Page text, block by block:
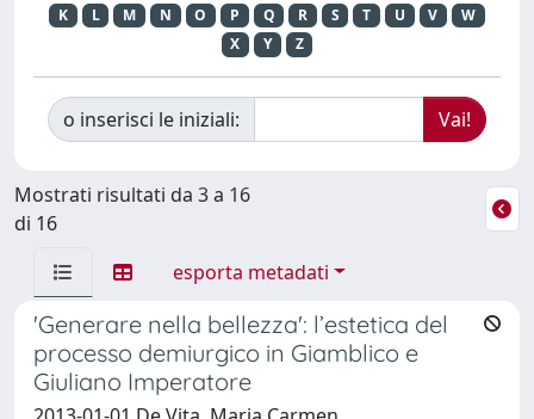
K
L M N O P Q R S T U V
W
X
Y Z
o inserisci le iniziali:
Mostrati risultati da 3 a 16
di 16
esporta metadati
'Generare nella bellezza': l’estetica del
processo demiurgico in Giamblico e
Giuliano Imperatore